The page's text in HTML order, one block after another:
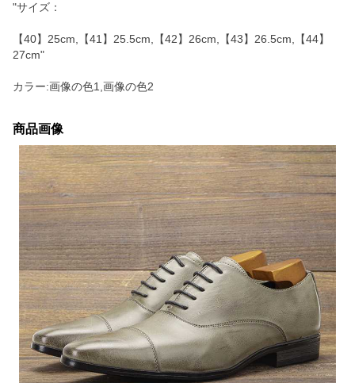
"サイズ：
【40】25cm,【41】25.5cm,【42】26cm,【43】26.5cm,【44】
27cm"
カラー:画像の色1,画像の色2
商品画像